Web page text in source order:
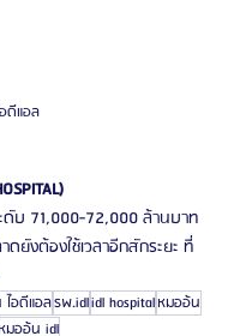
ดีแอล
บ 71,000-72,000 ล้านบาท
ยังต้องใช้เวลาอีกสักระยะ ที่
อดีแอลรพ.idlidl hospitalหมออ้น
หมออ้น idl